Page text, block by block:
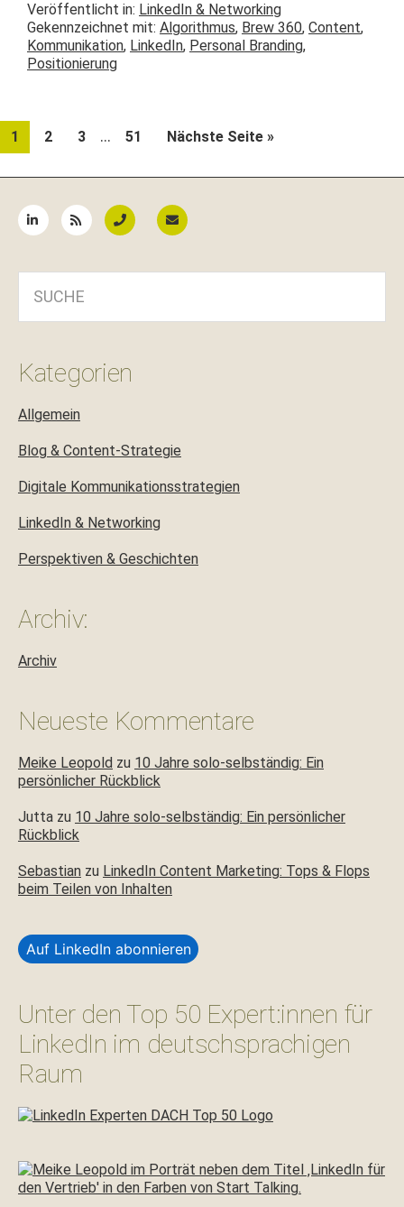
Veröffentlicht in: LinkedIn & Networking
Gekennzeichnet mit: Algorithmus, Brew 360, Content,
Kommunikation, LinkedIn, Personal Branding,
Positionierung
Seite
1 Seite
2 Seite
3
Weggelassene
… Seite
51 Nächste Seite aufrufen
»
Kategorien
Allgemein
Blog & Content-Strategie
Digitale Kommunikationsstrategien
LinkedIn & Networking
Perspektiven & Geschichten
Archiv:
Archiv
Neueste Kommentare
Meike Leopold zu 10 Jahre solo-selbständig: Ein
persönlicher Rückblick
Jutta zu 10 Jahre solo-selbständig: Ein persönlicher
Rückblick
Sebastian zu LinkedIn Content Marketing: Tops & Flops
beim Teilen von Inhalten
Auf LinkedIn abonnieren
Unter den Top 50 Expert:innen für
LinkedIn im deutschsprachigen
Raum